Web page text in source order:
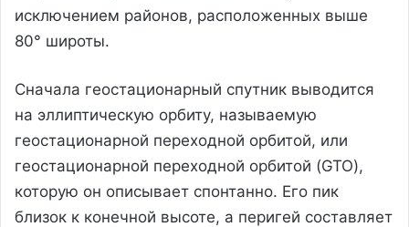
исключением районов, расположенных выше
80° широты.
Сначала геостационарный спутник выводится
на эллиптическую орбиту, называемую
геостационарной переходной орбитой, или
геостационарной переходной орбитой (GTO),
которую он описывает спонтанно. Его пик
близок к конечной высоте, а перигей составляет